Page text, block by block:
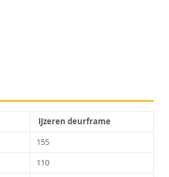
IJzeren deurframe
155
110